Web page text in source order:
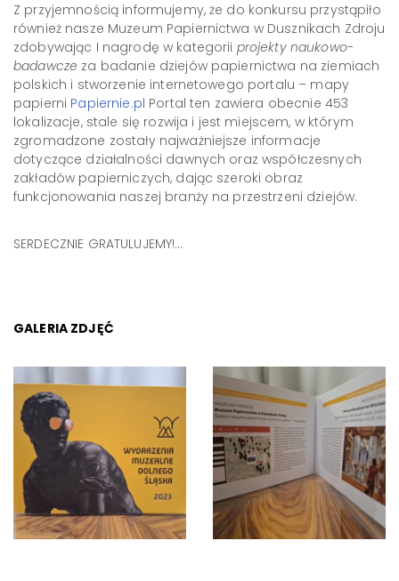
Z przyjemnością informujemy, że do konkursu przystąpiło
również nasze Muzeum Papiernictwa w Dusznikach Zdroju
zdobywając I nagrodę w kategorii projekty naukowo-
badawcze za badanie dziejów papiernictwa na ziemiach
polskich i stworzenie internetowego portalu – mapy
papierni Papiernie.pl Portal ten zawiera obecnie 453
lokalizacje, stale się rozwija i jest miejscem, w którym
zgromadzone zostały najważniejsze informacje
dotyczące działalności dawnych oraz współczesnych
zakładów papierniczych, dając szeroki obraz
funkcjonowania naszej branży na przestrzeni dziejów.
SERDECZNIE GRATULUJEMY!…
GALERIA ZDJĘĆ